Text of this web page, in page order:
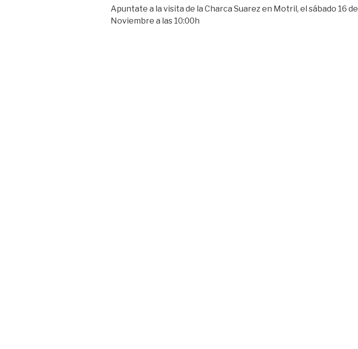
Apuntate a la visita de la Charca Suarez en Motril, el sábado 16 de
Noviembre a las 10:00h